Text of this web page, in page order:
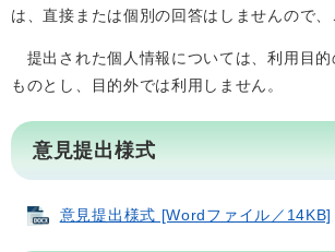
は、直接または個別の回答はしませんので、
提出された個人情報については、利用目的
ものとし、目的外では利用しません。
意見提出様式
意見提出様式 [Wordファイル／14KB]